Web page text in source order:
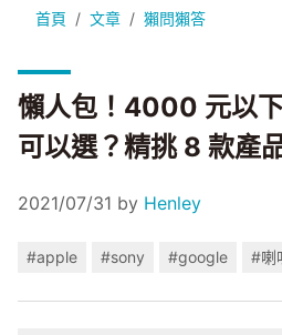
首頁 文章 獺問獺答
懶人包！4000 元以下有哪些藍
懶人包！4000 元以
可以選？精挑 8 款產
2021/07/31 by Henley
#apple #sony #google #喇